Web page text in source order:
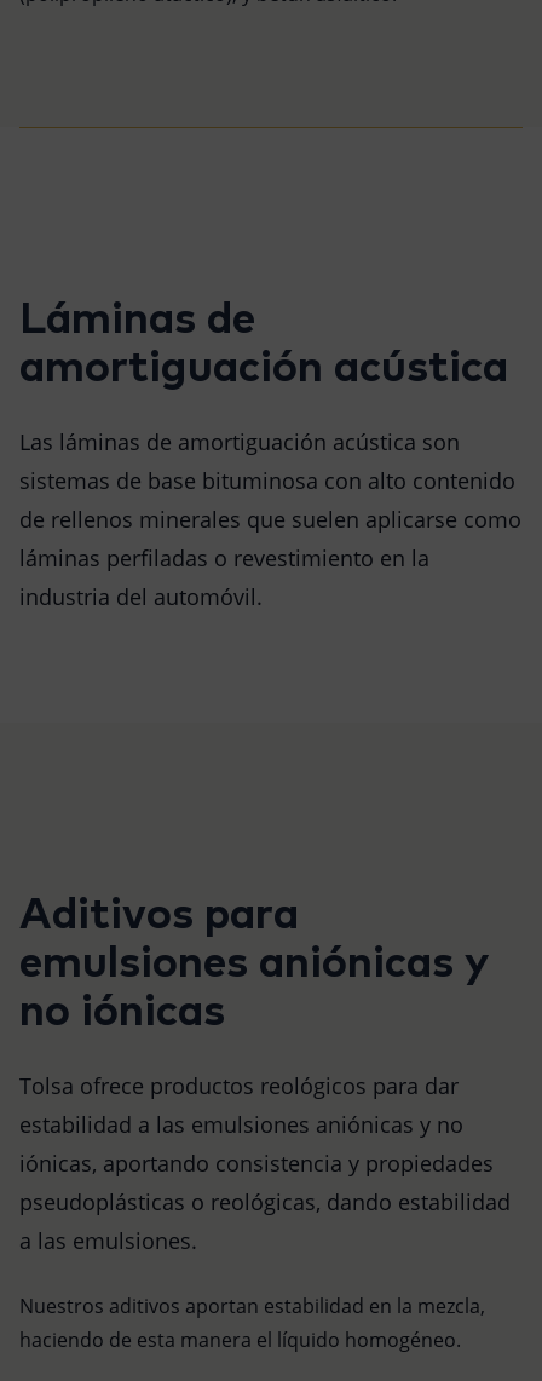
Láminas de
amortiguación acústica
Las láminas de amortiguación acústica son
sistemas de base bituminosa con alto contenido
de rellenos minerales que suelen aplicarse como
láminas perfiladas o revestimiento en la
industria del automóvil.
Aditivos para
emulsiones aniónicas y
no iónicas
Tolsa ofrece productos reológicos para dar
estabilidad a las emulsiones aniónicas y no
iónicas, aportando consistencia y propiedades
pseudoplásticas o reológicas, dando estabilidad
a las emulsiones.
Nuestros aditivos aportan estabilidad en la mezcla,
haciendo de esta manera el líquido homogéneo.